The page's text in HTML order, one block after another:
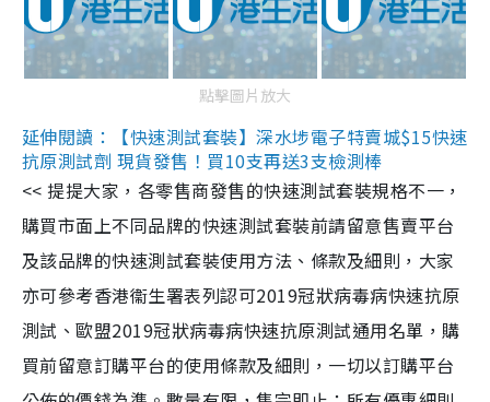
點擊圖片放大
延伸閱讀：【快速測試套裝】深水埗電子特賣城$15快速
抗原測試劑 現貨發售！買10支再送3支檢測棒
<< 提提大家，各零售商發售的快速測試套裝規格不一，
購買市面上不同品牌的快速測試套裝前請留意售賣平台
及該品牌的快速測試套裝使用方法、條款及細則，大家
亦可參考香港衞生署表列認可2019冠狀病毒病快速抗原
測試、歐盟2019冠狀病毒病快速抗原測試通用名單，購
買前留意訂購平台的使用條款及細則，一切以訂購平台